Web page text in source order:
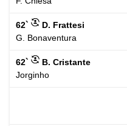
62`
D. Frattesi
G. Bonaventura
62`
B. Cristante
Jorginho